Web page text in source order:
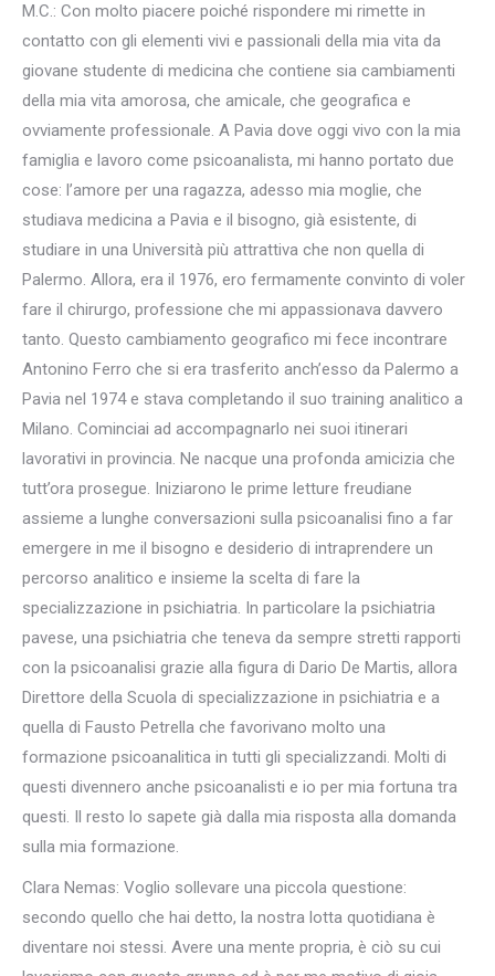
M.C.: Con molto piacere poiché rispondere mi rimette in
contatto con gli elementi vivi e passionali della mia vita da
giovane studente di medicina che contiene sia cambiamenti
della mia vita amorosa, che amicale, che geografica e
ovviamente professionale. A Pavia dove oggi vivo con la mia
famiglia e lavoro come psicoanalista, mi hanno portato due
cose: l’amore per una ragazza, adesso mia moglie, che
studiava medicina a Pavia e il bisogno, già esistente, di
studiare in una Università più attrattiva che non quella di
Palermo. Allora, era il 1976, ero fermamente convinto di voler
fare il chirurgo, professione che mi appassionava davvero
tanto. Questo cambiamento geografico mi fece incontrare
Antonino Ferro che si era trasferito anch’esso da Palermo a
Pavia nel 1974 e stava completando il suo training analitico a
Milano. Cominciai ad accompagnarlo nei suoi itinerari
lavorativi in provincia. Ne nacque una profonda amicizia che
tutt’ora prosegue. Iniziarono le prime letture freudiane
assieme a lunghe conversazioni sulla psicoanalisi fino a far
emergere in me il bisogno e desiderio di intraprendere un
percorso analitico e insieme la scelta di fare la
specializzazione in psichiatria. In particolare la psichiatria
pavese, una psichiatria che teneva da sempre stretti rapporti
con la psicoanalisi grazie alla figura di Dario De Martis, allora
Direttore della Scuola di specializzazione in psichiatria e a
quella di Fausto Petrella che favorivano molto una
formazione psicoanalitica in tutti gli specializzandi. Molti di
questi divennero anche psicoanalisti e io per mia fortuna tra
questi. Il resto lo sapete già dalla mia risposta alla domanda
sulla mia formazione.
Clara Nemas: Voglio sollevare una piccola questione:
secondo quello che hai detto, la nostra lotta quotidiana è
diventare noi stessi. Avere una mente propria, è ciò su cui